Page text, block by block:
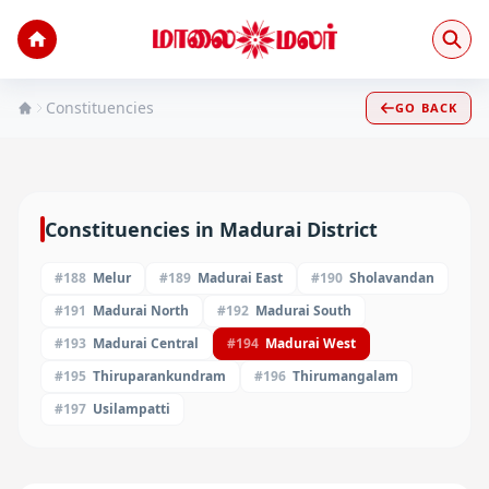
Constituencies GO BACK
Constituencies in Madurai District
#188 Melur #189 Madurai East #190 Sholavandan
#191 Madurai North #192 Madurai South
#193 Madurai Central #194 Madurai West
#195 Thiruparankundram #196 Thirumangalam
#197 Usilampatti